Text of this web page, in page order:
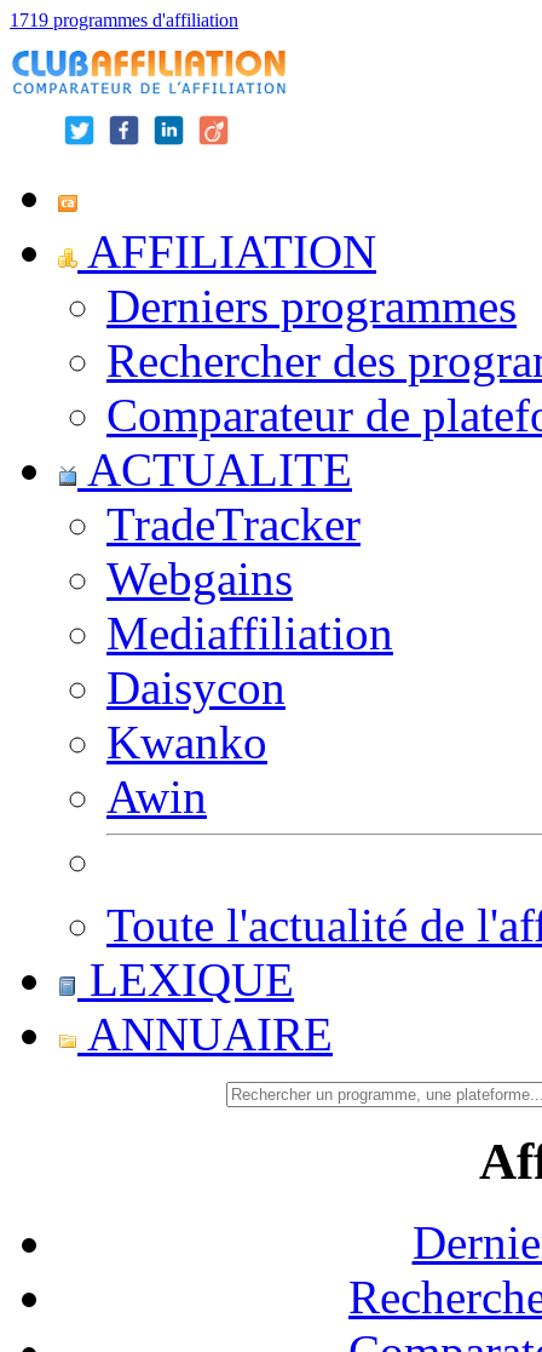
1719 programmes d'affiliation
AFFILIATION
Derniers programmes
Rechercher des
Comparateur de
ACTUALITE
TradeTracker
Webgains
Mediaffiliation
Daisycon
Kwanko
Awin
Toute l'actualité de
LEXIQUE
ANNUAIRE